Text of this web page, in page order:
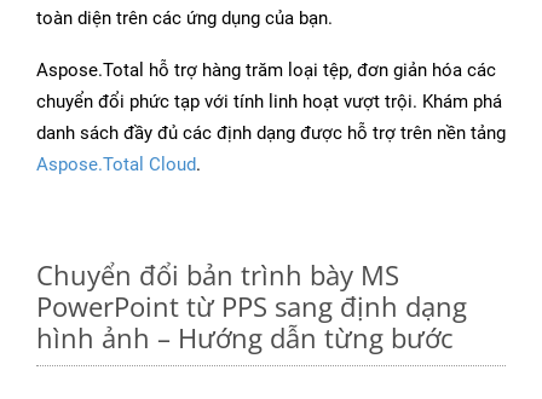
toàn diện trên các ứng dụng của bạn.
Aspose.Total hỗ trợ hàng trăm loại tệp, đơn giản hóa các
chuyển đổi phức tạp với tính linh hoạt vượt trội. Khám phá
danh sách đầy đủ các định dạng được hỗ trợ trên nền tảng
Aspose.Total Cloud.
Chuyển đổi bản trình bày MS
PowerPoint từ PPS sang định dạng
hình ảnh – Hướng dẫn từng bước